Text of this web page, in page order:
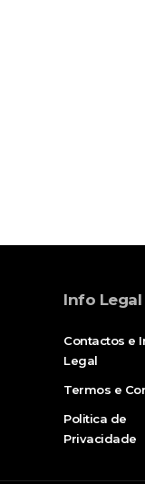
Info Legal
Contactos e
Legal
Termos e
Politica de
Privacidade